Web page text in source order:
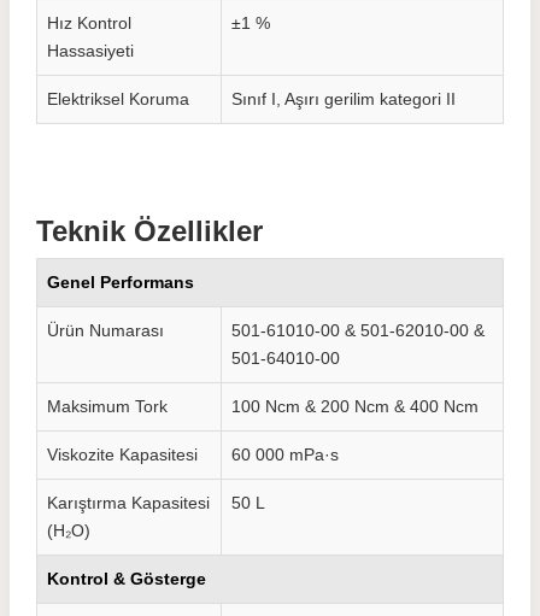
Hız Kontrol
Hassasiyeti
±1 %
Elektriksel Koruma Sınıf I, Aşırı gerilim kategori II
Teknik Özellikler
Genel Performans
Ürün Numarası
501-61010-00 & 501-62010-00 &
501-64010-00
Maksimum Tork 100 Ncm & 200 Ncm & 400 Ncm
Viskozite Kapasitesi 60 000 mPa·s
Karıştırma Kapasitesi
(H₂O)
50 L
Kontrol & Gösterge